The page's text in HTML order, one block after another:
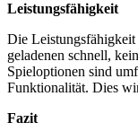
Leistungsfähigkeit
Die
geladenen schnell,
Spieloptionen sind
Funktionalität. Dies
Fazit